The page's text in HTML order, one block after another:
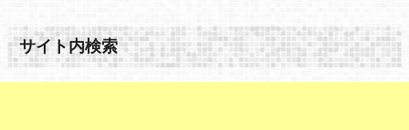
サイト内検索